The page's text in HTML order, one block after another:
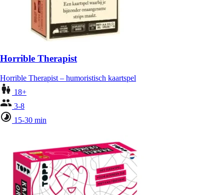
Horrible Therapist
Horrible Therapist – humoristisch kaartspel
18+
3-8
15-30 min